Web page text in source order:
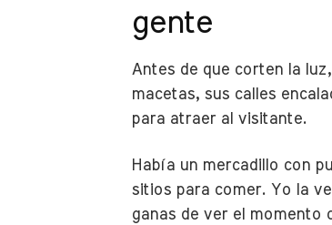
gente
Antes de que corten la
macetas, sus calles
para atraer al visitante.
Había un mercadillo con
sitios para comer. Yo la
ganas de ver el momento